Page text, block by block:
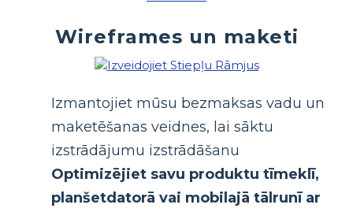
Wireframes un maketi
Izmantojiet mūsu bezmaksas vadu un
maketēšanas veidnes, lai sāktu
izstrādājumu izstrādāšanu
Optimizējiet savu produktu tīmeklī,
planšetdatorā vai mobilajā tālrunī ar